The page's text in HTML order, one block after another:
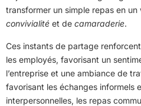
transformer un simple repas en
convivialité et de camaraderie.
Ces instants de partage
les employés, favorisant un
l’entreprise et une ambiance de
favorisant les échanges informels
interpersonnelles, les repas